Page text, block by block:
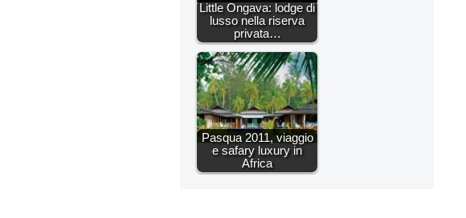
Little Ongava: lodge di
lusso nella riserva
privata…
Pasqua 2011, viaggio
e safary luxury in
Africa